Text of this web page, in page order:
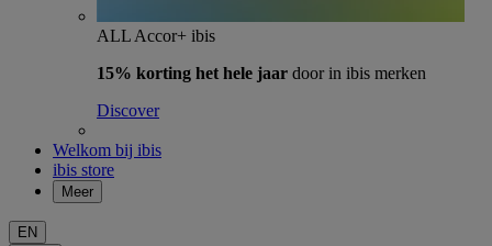
ALL Accor+ ibis
15% korting het hele jaar door in ibis merken
Discover
Welkom bij ibis
ibis store
Meer
EN